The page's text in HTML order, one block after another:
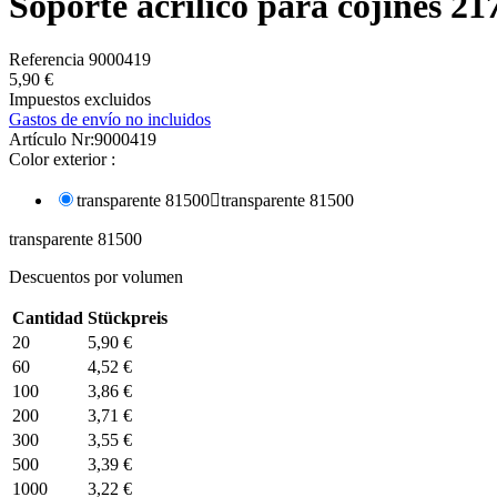
Referencia 9000419
5,90 €
Impuestos excluidos
Gastos de envío no incluidos
Artículo Nr:9000419
Color exterior :
transparente 81500transparente 81500
transparente 81500
Descuentos por volumen
Cantidad Stückpreis
20
5,90 €
60
4,52 €
100
3,86 €
200
3,71 €
300
3,55 €
500
3,39 €
1000
3,22 €